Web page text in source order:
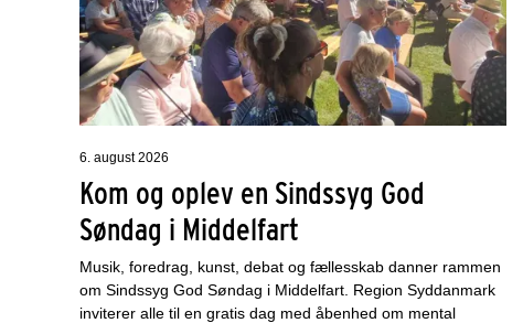
6. august 2026
Kom og oplev en Sindssyg God
Søndag i Middelfart
Musik, foredrag, kunst, debat og fællesskab danner rammen
om Sindssyg God Søndag i Middelfart. Region Syddanmark
inviterer alle til en gratis dag med åbenhed om mental